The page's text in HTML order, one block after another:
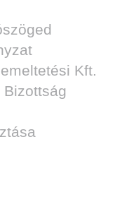
Kft.
Bizottság